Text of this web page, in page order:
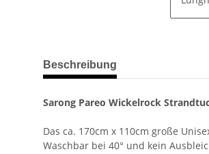
weitere Registerkarten anzeigen
Beschreibung
Sarong Pareo Wickelrock
Das ca. 170cm x 110cm große
Waschbar bei 40° und kein